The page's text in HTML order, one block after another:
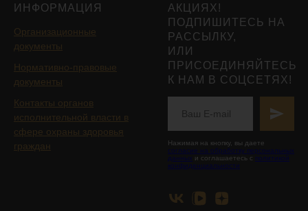
ИНФОРМАЦИЯ
Организационные
документы
Нормативно-правовые
документы
Контакты органов
исполнительной власти в
сфере охраны здоровья
граждан
АКЦИЯХ!
ПОДПИШИТЕСЬ НА
РАССЫЛКУ,
ИЛИ
ПРИСОЕДИНЯЙТЕСЬ
К НАМ В СОЦСЕТЯХ!
Нажимая на кнопку, вы даете
согласие на обработку персональных
данных и соглашаетесь с политикой
конфиденциальности